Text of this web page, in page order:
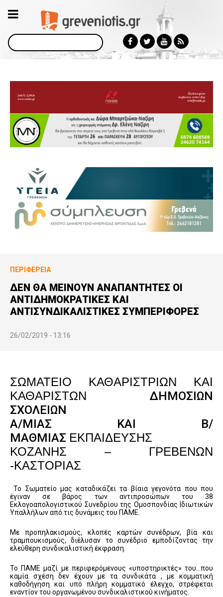
Αναζήτηση
ΠΕΡΙΦΈΡΕΙΑ
ΔΕΝ ΘΑ ΜΕΙΝΟΥΝ ΑΝΑΠΑΝΤΗΤΕΣ ΟΙ
ΑΝΤΙΔΗΜΟΚΡΑΤΙΚΕΣ ΚΑΙ
ΑΝΤΙΣΥΝΔΙΚΑΛΙΣΤΙΚΕΣ ΣΥΜΠΕΡΙΦΟΡΕΣ
26/02/2019 - 13:16
ΣΩΜΑΤΕΙΟ ΚΑΘΑΡΙΣΤΡΙΩΝ ΚΑΙ
ΚΑΘΑΡΙΣΤΩΝ ΔΗΜΟΣΙΩΝ
ΣΧΟΛΕΙΩΝ
Α/ΜΙΑΣ ΚΑΙ Β/
ΜΑΘΜΙΑΣ ΕΚΠΑΙΔΕΥΣΗΣ
ΚΟΖΑΝΗΣ – ΓΡΕΒΕΝΩΝ
-ΚΑΣΤΟΡΙΑΣ
To Σωματείο μας καταδικάζει τα βίαια γεγονότα που που
έγιναν σε βάρος των αντιπροσώπων του 38
Εκλογοαπολογιστικού Συνεδρίου της Ομοσπονδίας Ιδιωτικών
Υπαλλήλων από τις δυνάμεις του ΠΑΜΕ.
Με προπηλακισμούς, κλοπές καρτών συνέδρων, βία και
τραμπουκισμούς, διέλυσαν το συνέδριο εμποδίζοντας την
ελεύθερη συνδικαλιστική έκφραση.
Το ΠΑΜΕ μαζί με περιφερόμενους «υποστηρικτές» του…που
καμία σχέση δεν έχουν με τα συνδικάτα , με κομματική
καθοδήγηση και υπό πλήρη κομματικό έλεγχο, στρέφεται
εναντίον του οργανωμένου συνδικαλιστικού κινήματος.